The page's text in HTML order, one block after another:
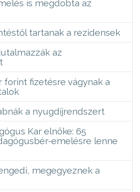
is megdobta az
tartanak a rezidensek
az
forint fizetésre vágynak a
a nyugdíjrendszert
Kar elnöke: 65
emelésre lenne
megegyeznek a